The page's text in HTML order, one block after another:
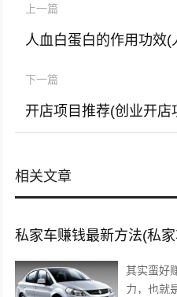
上一篇
下一篇
开店项目推荐(创业开店
相关文章
其实蛮好
力，也就